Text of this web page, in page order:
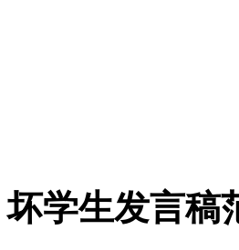
坏学生发言稿